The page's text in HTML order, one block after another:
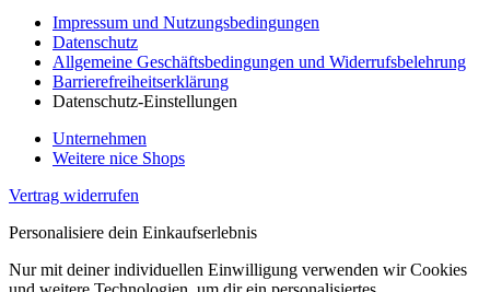
Impressum und Nutzungsbedingungen
Datenschutz
Allgemeine Geschäftsbedingungen und Widerrufsbelehrung
Barrierefreiheitserklärung
Datenschutz-Einstellungen
Unternehmen
Weitere nice Shops
Vertrag widerrufen
Personalisiere dein Einkaufserlebnis
Nur mit deiner individuellen Einwilligung verwenden wir Cookies